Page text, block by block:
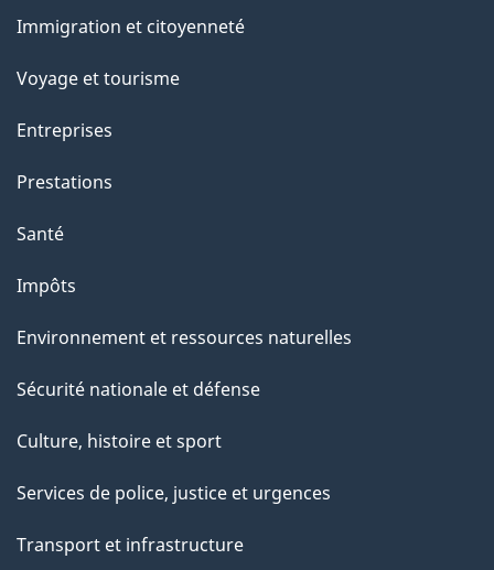
sujets
Immigration et citoyenneté
Voyage et tourisme
Entreprises
Prestations
Santé
Impôts
Environnement et ressources naturelles
Sécurité nationale et défense
Culture, histoire et sport
Services de police, justice et urgences
Transport et infrastructure